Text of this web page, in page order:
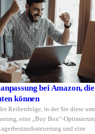
bei Amazon, die
können
Reihenfolge, in der Sie diese
eine „Buy Box“-
und eine